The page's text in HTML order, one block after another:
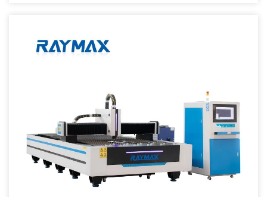
alta tecnología que integra corte por láser, maquinaria de precisión,
tecnología CNC, etc. Utilizado principalmente para cortar […]